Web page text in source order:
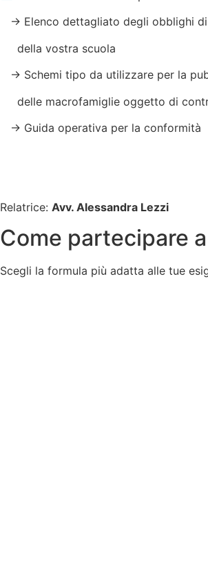
→ Elenco dettagliato degli obblighi
della vostra scuola
→ Schemi tipo da utilizzare per la
delle macrofamiglie oggetto di
→ Guida operativa per la conformità
Relatrice: Avv. Alessandra Lezzi
Come partecipare
Scegli la formula più adatta alle tue